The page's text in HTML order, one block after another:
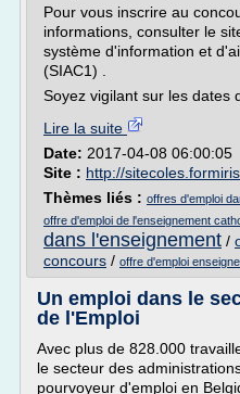
Pour vous inscrire au
informations, consulter le
système d'information et
(SIAC1) .
Soyez vigilant sur les dates
Lire la suite
Date: 2017-04-08 06:00:05
Site : http://
Thèmes liés : offres d'emploi
offre d'emploi de l'enseignement
dans l'enseignement /
concours / offre d'emploi
Un emploi dans le
de l'Emploi
Avec plus de 828.000
le secteur des
pourvoyeur d'emploi en